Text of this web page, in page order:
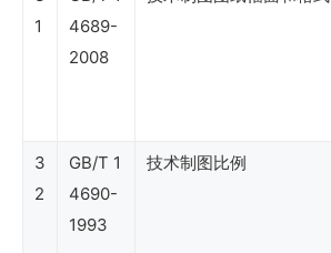
1
4689-
2008
3
2
GB/T 1
4690-
1993
技术制图比例